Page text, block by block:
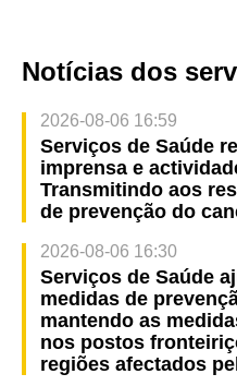
Notícias dos
2026-08-06 16:59
Serviços de Saúde
imprensa e
Transmitindo aos
de prevenção do
2026-08-06 16:30
Serviços de Saúde
medidas de
mantendo as
nos postos
regiões afectados